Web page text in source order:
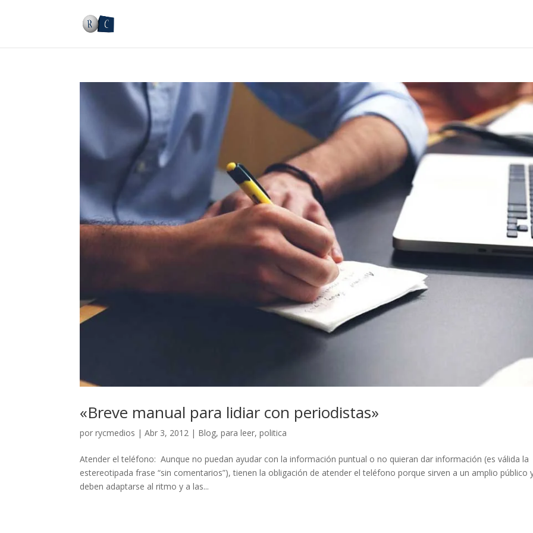
«Breve manual para lidiar con periodistas»
porrycmedios |Abr 3, 2012 | Blog,para leer,politica
Atender el teléfono: Aunque no puedan ayudar con la información puntual o no quieran dar información (es válida la
estereotipada frase “sin comentarios”), tienen la obligación de atender el teléfono porque sirven a un amplio público
deben adaptarse al ritmo y a las...